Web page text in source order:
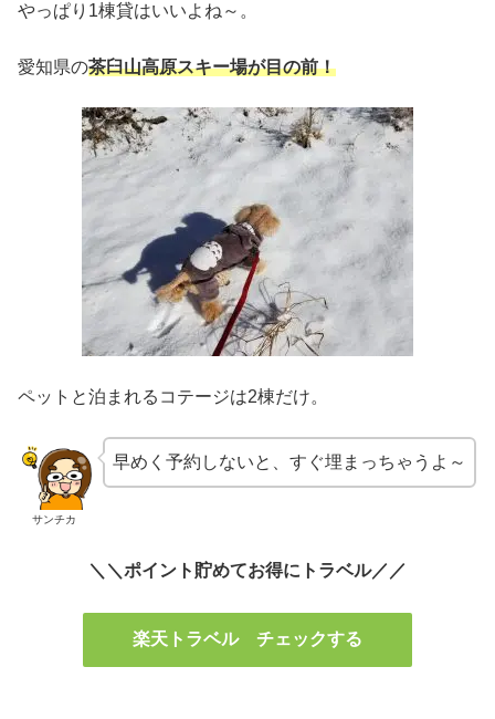
やっぱり1棟貸はいいよね～。
愛知県の茶臼山高原スキー場が目の前！
ペットと泊まれるコテージは2棟だけ。
サンチカ
早めく予約しないと、すぐ埋まっちゃうよ～
＼＼ポイント貯めてお得にトラベル／／
楽天トラベル チェックする